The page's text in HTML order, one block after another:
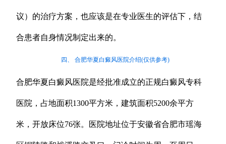
议）的治疗方案，也应该是在专业医生的评估下，结
合患者自身情况制定出来的。
四、 合肥华夏白癜风医院介绍(仅供参考)
合肥华夏白癜风医院是经批准成立的正规白癜风专科
医院，占地面积1300平方米，建筑面积5200余平方
米，开放床位76张。医院地址位于安徽省合肥市瑶海